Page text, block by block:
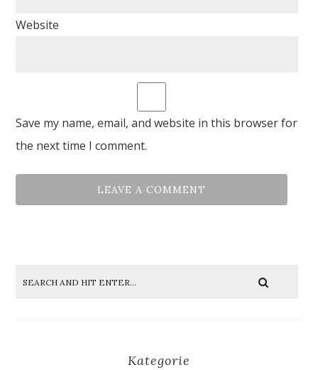
Website
Save my name, email, and website in this browser for
the next time I comment.
Kategorie